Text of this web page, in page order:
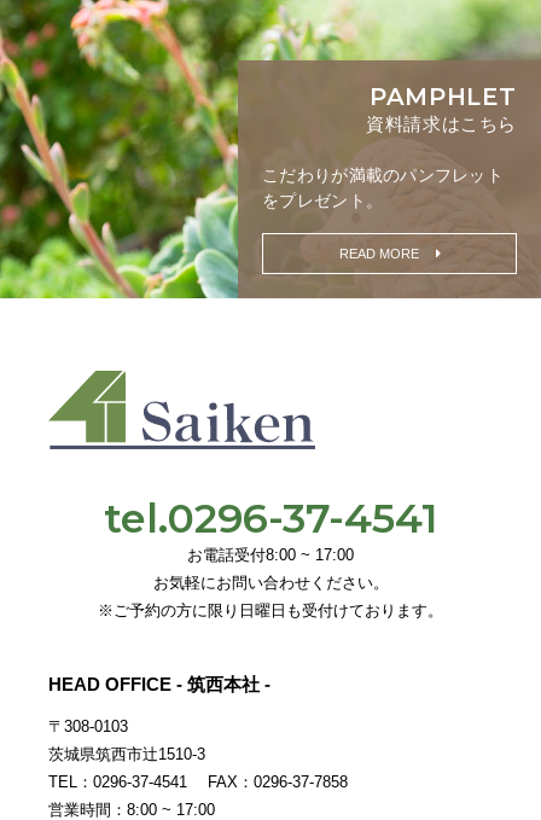
PAMPHLET
資料請求はこちら
こだわりが満載のパンフレット
をプレゼント。
READ MORE
tel.0296-37-4541
お電話受付8:00 ~ 17:00
お気軽にお問い合わせください。
※ご予約の方に限り日曜日も受付けております。
HEAD OFFICE - 筑西本社 -
〒308-0103
茨城県筑西市辻1510-3
TEL：0296-37-4541 FAX：0296-37-7858
営業時間：8:00 ~ 17:00